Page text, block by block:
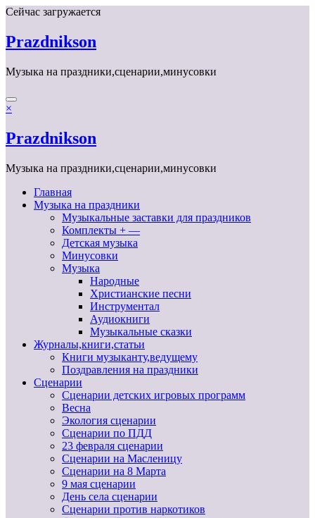
Перейти
содержимому
Сейчас загружается
Prazdnikson
Музыка на праздники,сценарии,минусовки
×
Prazdnikson
Музыка на праздники,сценарии,минусовки
Главная
Музыка на праздники
Музыкальные заставки для праздников
Комплекты + —
Детская музыка
Минусовки
Музыка
Народные
Христианские песни
Инструментал
Аудиокниги
Музыкальные сказки
Журналы,книги,статьи
Книги музыканту,ведущему
Поздравления на праздники
Сценарии
Сценарии детских игровых программ
Весна
Экология сценарии
Сценарии по ПДД
23 февраля сценарии
Сценарии на Масленицу
Сценарии на 8 Марта
9 мая сценарии
День села сценарии
Сценарии против наркотиков